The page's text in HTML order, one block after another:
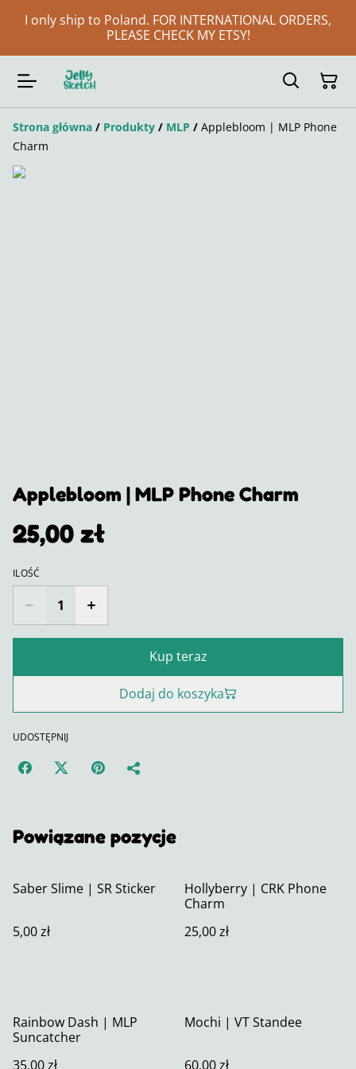
I only ship to Poland. FOR INTERNATIONAL ORDERS,
PLEASE CHECK MY ETSY!
Strona główna / Produkty / MLP / Applebloom | MLP Phone
Charm
Applebloom | MLP Phone Charm
25,00 zł
ILOŚĆ
Kup teraz
Dodaj do koszyka
UDOSTĘPNIJ
Powiązane pozycje
Saber Slime | SR Sticker
5,00 zł
Hollyberry | CRK Phone
Charm
25,00 zł
Rainbow Dash | MLP
Suncatcher
35,00 zł
Mochi | VT Standee
60,00 zł